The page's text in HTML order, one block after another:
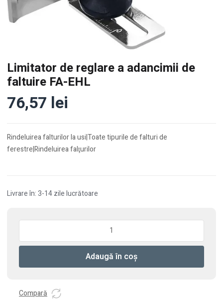
Limitator de reglare a adancimii de
faltuire FA-EHL
76,57 lei
Rindeluirea falturilor la usi|Toate tipurile de falturi de
ferestre|Rindeluirea falţurilor
Livrare în: 3-14 zile lucrătoare
de
a
de
Adaugă în coș
Compară